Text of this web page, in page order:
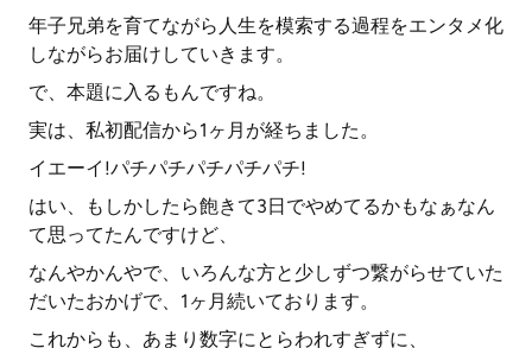
年子兄弟を育てながら人生を模索する過程をエンタメ化
しながらお届けしていきます。
で、本題に入るもんですね。
実は、私初配信から1ヶ月が経ちました。
イエーイ!パチパチパチパチパチ!
はい、もしかしたら飽きて3日でやめてるかもなぁなん
て思ってたんですけど、
なんやかんやで、いろんな方と少しずつ繋がらせていた
だいたおかげで、1ヶ月続いております。
これからも、あまり数字にとらわれすぎずに、